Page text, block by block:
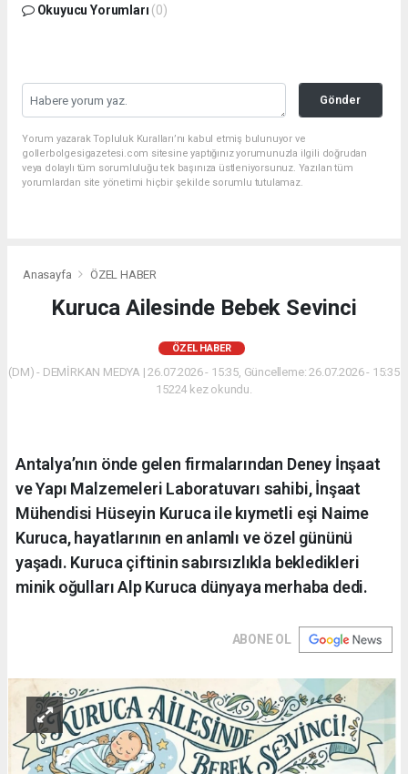
Okuyucu Yorumları (0)
Gönder
Yorum yazarak Topluluk Kuralları’nı kabul etmiş bulunuyor ve
gollerbolgesigazetesi.com sitesine yaptığınız yorumunuzla ilgili doğrudan
veya dolaylı tüm sorumluluğu tek başınıza üstleniyorsunuz. Yazılan tüm
yorumlardan site yönetimi hiçbir şekilde sorumlu tutulamaz.
Anasayfa ÖZEL HABER
Kuruca Ailesinde Bebek Sevinci
ÖZEL HABER
(DM) - DEMİRKAN MEDYA | 26.07.2026 - 15:35, Güncelleme: 26.07.2026 - 15:35
15224 kez okundu.
Antalya’nın önde gelen firmalarından Deney İnşaat
ve Yapı Malzemeleri Laboratuvarı sahibi, İnşaat
Mühendisi Hüseyin Kuruca ile kıymetli eşi Naime
Kuruca, hayatlarının en anlamlı ve özel gününü
yaşadı. Kuruca çiftinin sabırsızlıkla bekledikleri
minik oğulları Alp Kuruca dünyaya merhaba dedi.
ABONE OL